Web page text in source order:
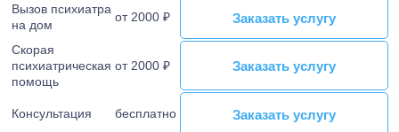
Лечение тревожного расстройства
Лечение лунатизма
Вызов психиатра
на дом
от 2000 ₽ Заказать услугу
Заказать услугу
Скорая
психиатрическая
помощь
от 2000 ₽ Заказать услугу
Заказать услугу
Консультация бесплатно Заказать услугу
Заказать услугу